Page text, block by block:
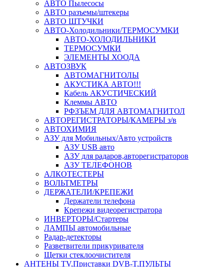
АВТО Пылесосы
АВТО разъемы/штекеры
АВТО ШТУЧКИ
АВТО-Холодильники/ТЕРМОСУМКИ
АВТО-ХОЛОДИЛЬНИКИ
ТЕРМОСУМКИ
ЭЛЕМЕНТЫ ХООДА
АВТОЗВУК
АВТОМАГНИТОЛЫ
АКУСТИКА АВТО!!!
Кабель АКУСТИЧЕСКИЙ
Клеммы АВТО
РФЗЪЕМ ДЛЯ АВТОМАГНИТОЛ
АВТОРЕГИСТРАТОРЫ/КАМЕРЫ з/в
АВТОХИМИЯ
АЗУ для Мобильных/Авто устройств
АЗУ USB авто
АЗУ для радаров,авторегистраторов
АЗУ ТЕЛЕФОНОВ
АЛКОТЕСТЕРЫ
ВОЛЬТМЕТРЫ
ДЕРЖАТЕЛИ/КРЕПЕЖИ
Держатели телефона
Крепежи видеорегистратора
ИНВЕРТОРЫ/Стартеры
ЛАМПЫ автомобильные
Радар-детекторы
Разветвители прикуривателя
Щетки стеклоочистителя
АНТЕНЫ ТV,Приставки DVB-T,ПУЛЬТЫ